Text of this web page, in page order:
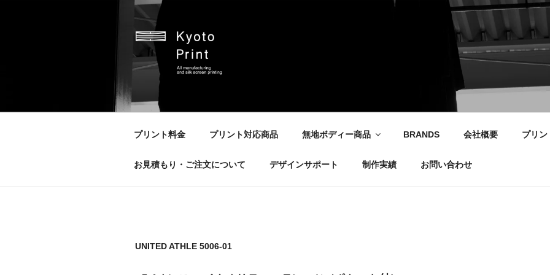
京都プリント
プリント料金 プリント対応商品 無地ボディー商品 BRANDS 会社概要 プリン
お見積もり・ご注文について デザインサポート 制作実績 お問い合わせ
UNITED ATHLE 5006-01